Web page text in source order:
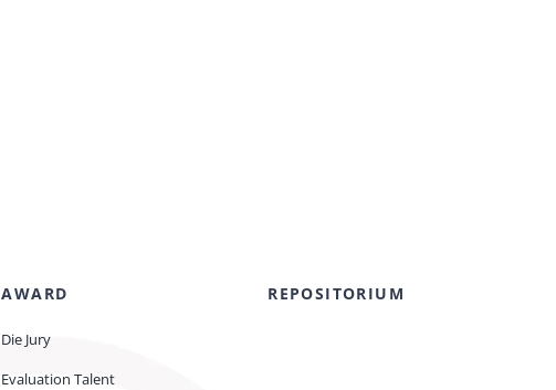
AWARD
Die Jury
Evaluation Talent
REPOSITORIUM